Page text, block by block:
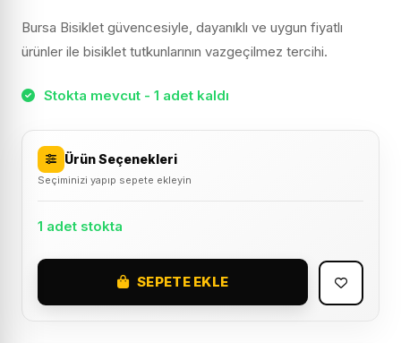
Bursa Bisiklet güvencesiyle, dayanıklı ve uygun fiyatlı
ürünler ile bisiklet tutkunlarının vazgeçilmez tercihi.
Stokta mevcut - 1 adet kaldı
Ürün Seçenekleri
Seçiminizi yapıp sepete ekleyin
1 adet stokta
SEPETE EKLE